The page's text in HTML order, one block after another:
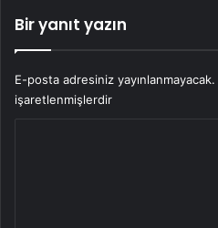
Bir yanıt yazın
E-posta adresiniz yayınlanmayacak.
işaretlenmişlerdir